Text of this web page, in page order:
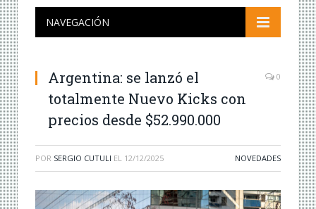
NAVEGACIÓN
Argentina: se lanzó el
totalmente Nuevo Kicks con
precios desde $52.990.000
0
POR SERGIO CUTULI EL 12/12/2025 NOVEDADES